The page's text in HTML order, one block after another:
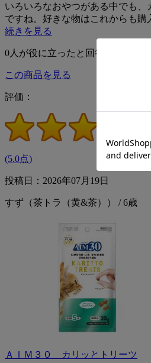
いろいろなおやつがある中でも、
ですね。好きな物はこれからも購
続きを見る
0人が役に立ったと回答
この商品を見る
評価：
(5.0点)
投稿日：2026年07月19日
すず（茶トラ（黄&茶）） / 6歳
ＡＩＭ３０ カリッとトリーツ